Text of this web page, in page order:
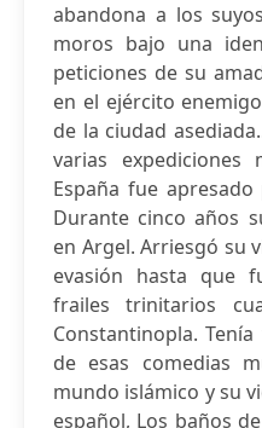
abandona a los
moros bajo una
peticiones de su
en el ejército
de la ciudad
varias
España fue
Durante cinco años
en Argel. Arriesgó su
evasión hasta que
frailes trinitarios
Constantinopla.
de esas comedias
mundo islámico y su
español, Los baños